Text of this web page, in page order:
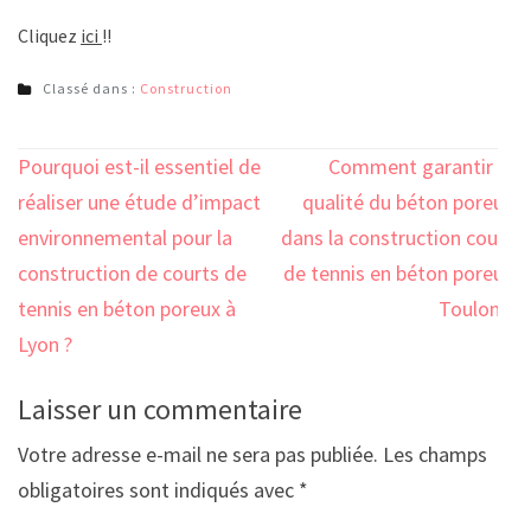
Cliquez ici !!
Classé dans : Construction
Navigation
de
l’article
Pourquoi est-il essentiel de
réaliser une étude d’impact
environnemental pour la
construction de courts de
tennis en béton poreux à
Lyon ?
Comment garantir la
qualité du béton poreux
dans la construction court
de tennis en béton poreux
Toulon ?
Laisser un commentaire
Votre adresse e-mail ne sera pas publiée. Les champs
obligatoires sont indiqués avec *